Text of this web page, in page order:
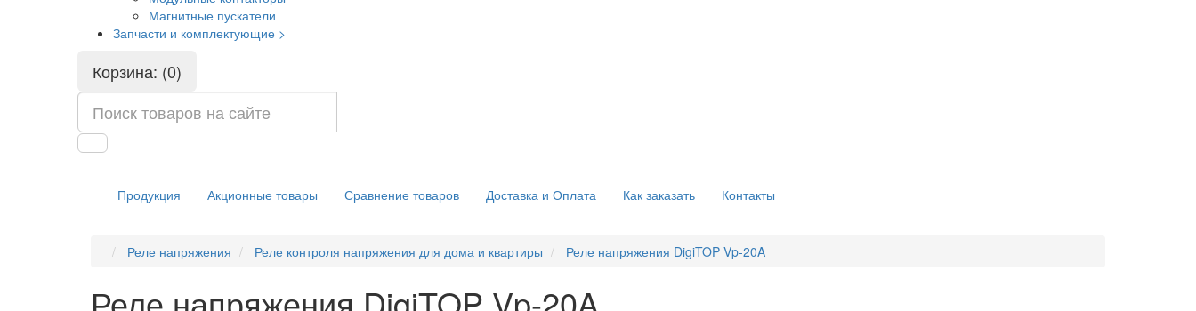
Магнитные пускатели
Запчасти и комплектующие >
Корзина: (0)
Продукция Акционные товары Сравнение товаров Доставка и Оплата Как заказать Контакты
Реле напряжения Реле контроля напряжения для дома и квартиры Реле напряжения DigiTOP Vp-20A